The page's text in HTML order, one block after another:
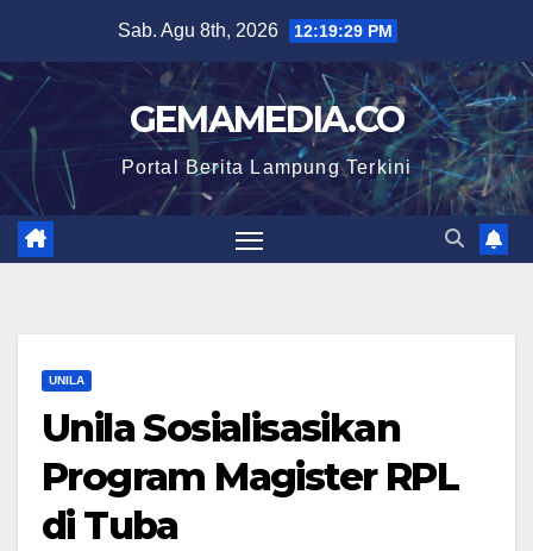
content
Sab. Agu 8th, 2026 12:19:30 PM
GEMAMEDIA.CO
Portal Berita Lampung Terkini
UNILA
Unila Sosialisasikan
Program Magister RPL
di Tuba